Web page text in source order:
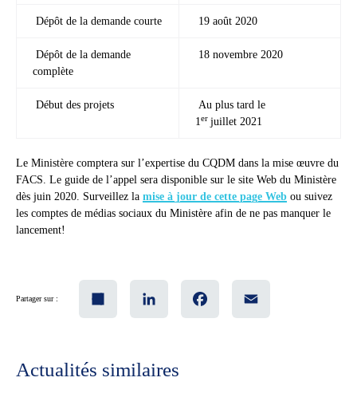
Dépôt de la demande courte 19 août 2020
Dépôt de la demande
complète
18 novembre 2020
Début des projets
Au plus tard le
1er juillet 2021
Le Ministère comptera sur l’expertise du CQDM dans la mise œuvre du
FACS. Le guide de l’appel sera disponible sur le site Web du Ministère
dès juin 2020. Surveillez la mise à jour de cette page Web ou suivez
les comptes de médias sociaux du Ministère afin de ne pas manquer le
lancement!
Partager sur :
Actualités similaires